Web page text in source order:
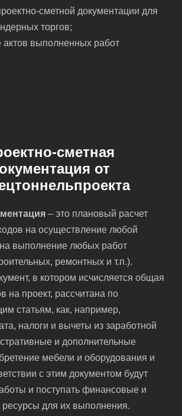
сметной документации для
торгов;
актов выполненных работ
сметная
от
– это плановый расчет
на осуществление любой
на выполнение любых работ
ремонтных и т.п.).
в котором исчисляется общая
на проект, рассчитана по
статьям, как, например,
налоги и вычеты из заработной
и дополнительные
мебели и оборудования и
с этим документом будут
и поступать финансовые и
для их выполнения.